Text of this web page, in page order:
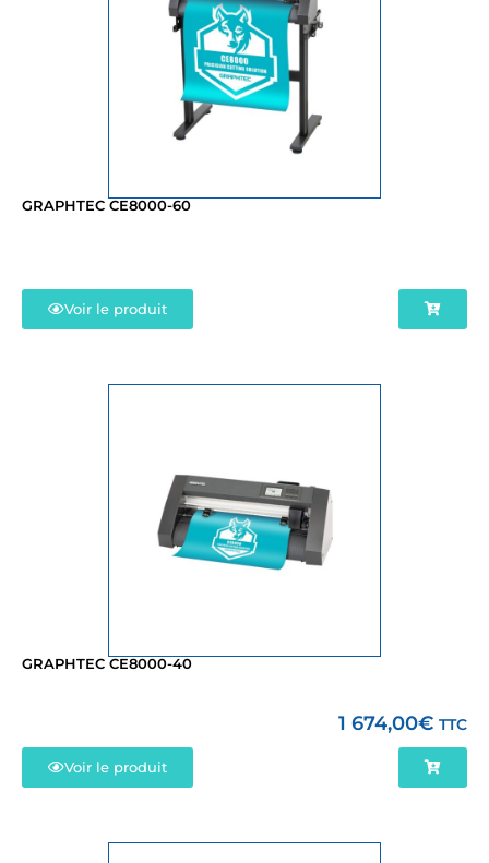
GRAPHTEC CE8000-60
Voir le produit
GRAPHTEC CE8000-40
1 674,00€ TTC
Voir le produit